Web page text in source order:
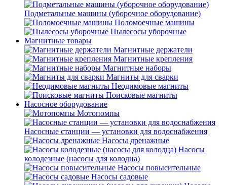
Подметальные машины (уборочное оборудование)
Поломоечные машины
Пылесосы уборочные
Магнитные товары
Магнитные держатели
Магнитные крепления
Магнитные наборы
Магниты для сварки
Неодимовые магниты
Поисковые магниты
Насосное оборудование
Мотопомпы
Насосные станции — установки для водоснабжения
Насосы дренажные
Насосы
колодезные (насосы для колодца)
Насосы повысительные
Насосы садовые